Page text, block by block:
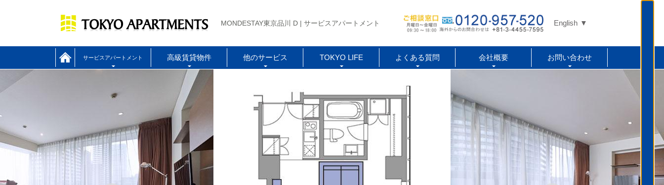
MONDESTAY東京品川 D | サービスアパートメント
サービスアパートメント 高級賃貸物件 他のサービス TOKYO LIFE よくある質問 会社概要 お問い合わせ
English